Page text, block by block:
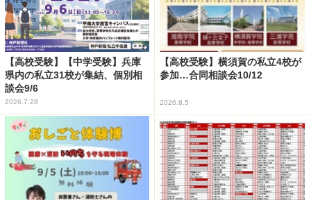
【高校受験】【中学受験】兵庫
県内の私立31校が集結、個別相
談会9/6
2026.7.28
【高校受験】横須賀の私立4校が
参加…合同相談会10/12
2026.8.5